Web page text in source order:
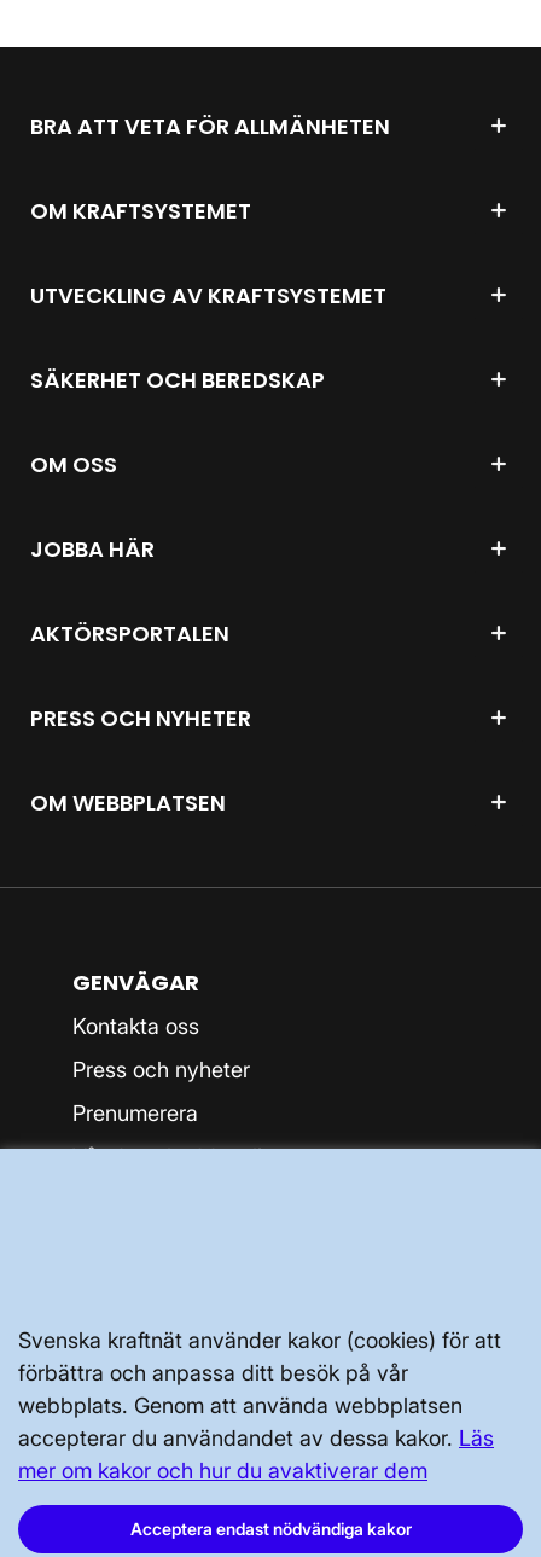
Svenska kraftnät använder kakor (cookies) för att
förbättra och anpassa ditt besök på vår
webbplats. Genom att använda webbplatsen
accepterar du användandet av dessa kakor. Läs
mer om kakor och hur du avaktiverar dem
Acceptera endast nödvändiga kakor
BRA ATT VETA FÖR ALLMÄNHETEN
OM KRAFTSYSTEMET
UTVECKLING AV KRAFTSYSTEMET
SÄKERHET OCH BEREDSKAP
OM OSS
JOBBA HÄR
AKTÖRSPORTALEN
PRESS OCH NYHETER
OM WEBBPLATSEN
Svenska kraftnät, Box 1200, 172 24
Sundbyberg
Tel: 010-475 80 00
Org.nr: 202100-4284
GENVÄGAR
Kontakta oss
Press och nyheter
Prenumerera
Vår dataskyddspolicy